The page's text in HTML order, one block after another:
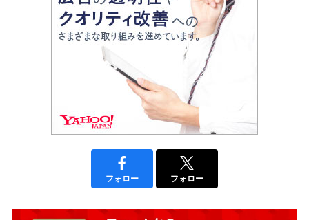
フォロー フォロー